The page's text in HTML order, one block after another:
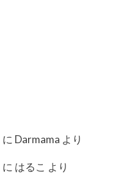
に Darmama より
に はるこ より